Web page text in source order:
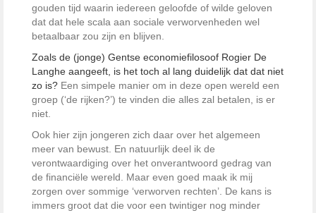
gouden tijd waarin iedereen geloofde of wilde geloven
dat dat hele scala aan sociale verworvenheden wel
betaalbaar zou zijn en blijven.
Zoals de (jonge) Gentse economiefilosoof Rogier De
Langhe aangeeft, is het toch al lang duidelijk dat dat niet
zo is? Een simpele manier om in deze open wereld een
groep (‘de rijken?’) te vinden die alles zal betalen, is er
niet.
Ook hier zijn jongeren zich daar over het algemeen
meer van bewust. En natuurlijk deel ik de
verontwaardiging over het onverantwoord gedrag van
de financiële wereld. Maar even goed maak ik mij
zorgen over sommige ‘verworven rechten’. De kans is
immers groot dat die voor een twintiger nog minder